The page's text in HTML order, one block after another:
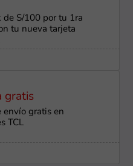
de S/100 por tu 1ra
tu nueva tarjeta
gratis
envío gratis en
TCL